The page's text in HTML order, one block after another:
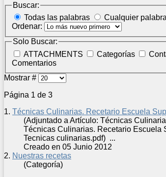
Buscar:
Todas las palabras
Cualquier palabra
Ordenar:
Solo Buscar:
ATTACHMENTS
Categorías
Comentarios
Mostrar #
Página 1 de 3
1. Técnicas Culinarias. Recetario Escuela
(Adjuntado a Artículo: Técnicas
Técnicas Culinarias. Recetario Escuela
Tecnicas culinarias.pdf) ...
Creado en 05 Junio 2012
2. Nuestras recetas
(Categoría)